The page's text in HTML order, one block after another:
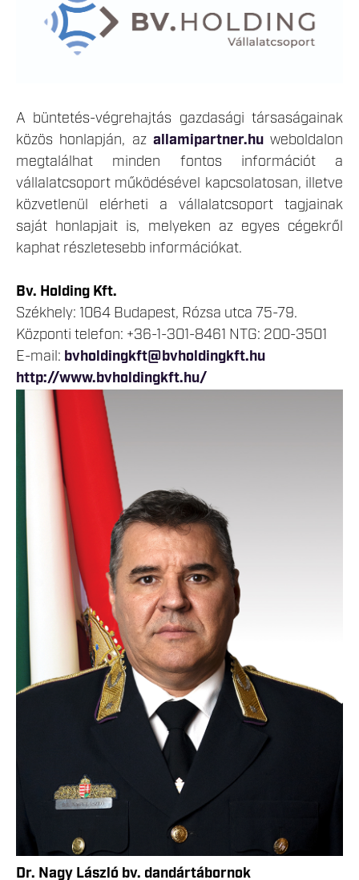
A büntetés-végrehajtás gazdasági társaságainak
közös honlapján, az allamipartner.huweboldalon
megtalálhat minden fontos információt a
vállalatcsoport működésével kapcsolatosan, illetve
közvetlenül elérheti a vállalatcsoport tagjainak
saját honlapjait is, melyeken az egyes cégekről
kaphat részletesebb információkat.
Bv. Holding Kft.
Székhely: 1064 Budapest, Rózsa utca 75-79.
Központi telefon: +36-1-301-8461 NTG: 200-3501
E-mail: bvholdingkft@bvholdingkft.hu
http://www.bvholdingkft.hu/
Dr. Nagy László bv. dandártábornok